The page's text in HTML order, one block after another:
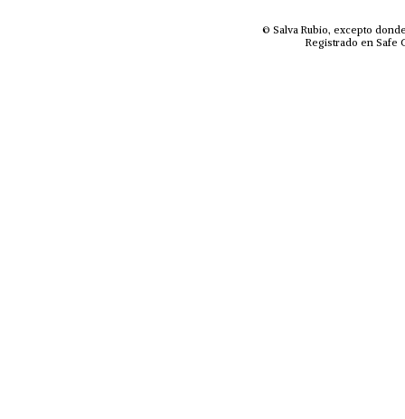
© Salva Rubio, excepto
Registrado en Safe